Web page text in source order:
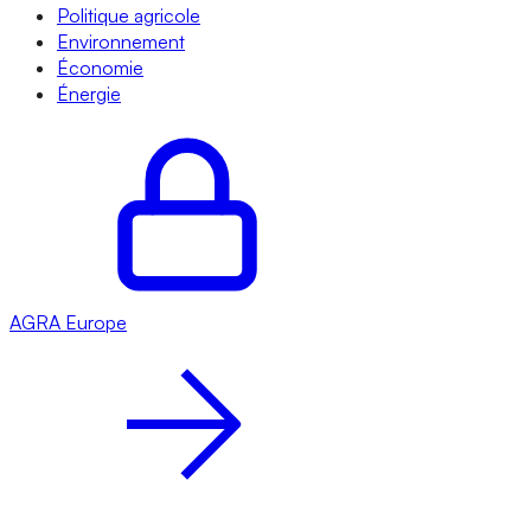
Politique agricole
Environnement
Économie
Énergie
AGRA Europe